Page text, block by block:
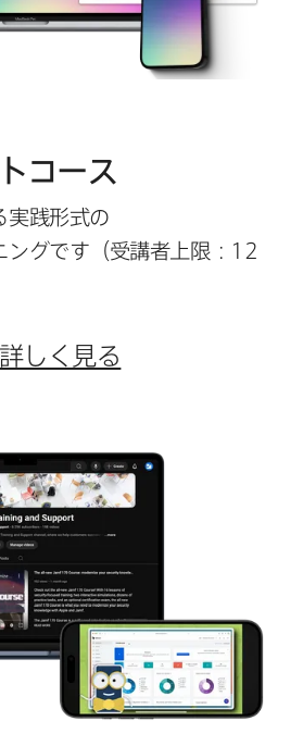
コース
実践形式の​
ングです​（受講者上限： 12
詳しく​見る